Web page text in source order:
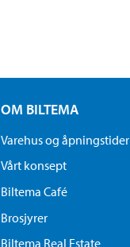
OM BILTEMA
Varehus og åpningstider
Vårt konsept
Biltema Café
Brosjyrer
Biltema Real Estate